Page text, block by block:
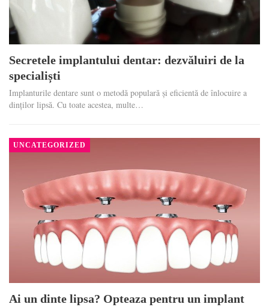
Secretele implantului dentar: dezvăluiri de la
specialiști
Implanturile dentare sunt o metodă populară și eficientă de înlocuire a
dinților lipsă. Cu toate acestea, multe…
UNCATEGORIZED
Ai un dinte lipsa? Opteaza pentru un implant